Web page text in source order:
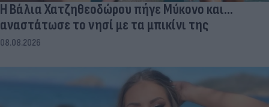
Η Βάλια Χατζηθεοδώρου πήγε Μύκονο και...
αναστάτωσε το νησί με τα μπικίνι της
08.08.2026